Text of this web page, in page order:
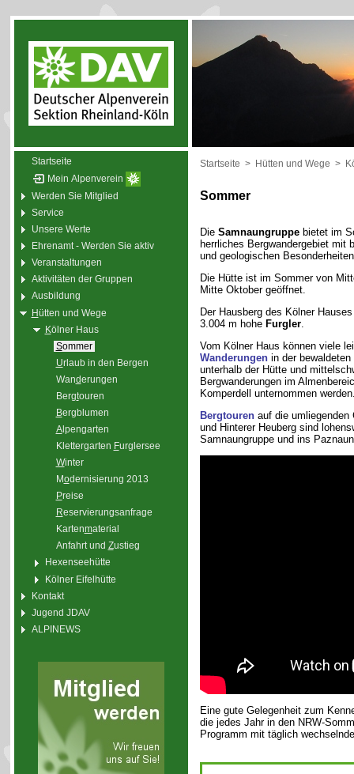
Startseite
Mein Alpenverein
Werden Sie Mitglied
Service
Unsere Werte
Ehrenamt - Werden Sie aktiv
Veranstaltungen
Aktivitäten der Gruppen
Ausbildung
Hütten und Wege
Kölner Haus
Sommer
Urlaub in den Bergen
Wanderungen
Bergtouren
Bergblumen
Alpengarten
Klettergarten Furglersee
Winter
Modernisierung 2013
Preise
Reservierungsanfrage
Kartenmaterial
Anfahrt und Zustieg
Hexenseehütte
Kölner Eifelhütte
Kontakt
Jugend JDAV
ALPINEWS
Startseite > Hütten und Wege >
Sommer
Die Samnaungruppebietet im
herrliches Bergwandergebiet mit
und geologischen
Die Hütte ist im Sommer von
Mitte Oktober geöffnet.
Der Hausberg des Kölner
3.004 m hohe Furgler.
Vom Kölner Haus können viele
Wanderungenin der bewaldeten
unterhalb der Hütte und
Bergwanderungen im
Komperdell unternommen
Bergtourenauf die umliegenden
und Hinterer Heuberg sind
Samnaungruppe und ins
Eine gute Gelegenheit zum
die jedes Jahr in den NRW-
Programm mit täglich